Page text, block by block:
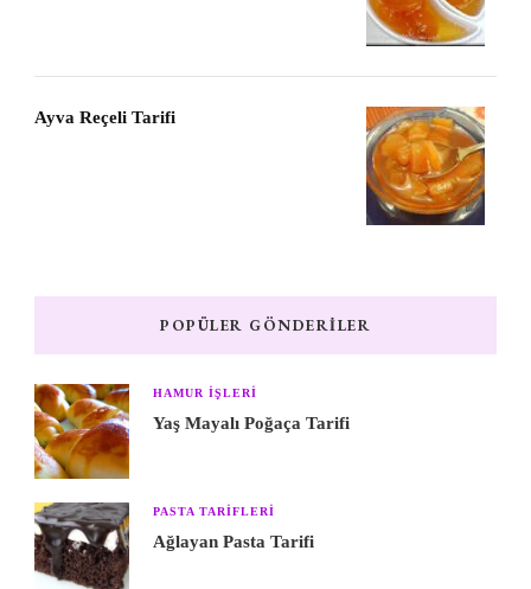
Ayva Reçeli Tarifi
POPÜLER GÖNDERILER
HAMUR IŞLERI
Yaş Mayalı Poğaça Tarifi
PASTA TARIFLERI
Ağlayan Pasta Tarifi